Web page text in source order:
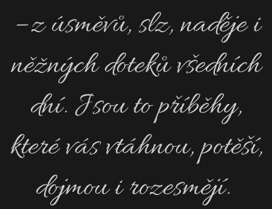
– z úsměvů, slz, naděje i
něžných doteků všedních
dní. Jsou to příběhy,
které vás vtáhnou, potěší,
dojmou i rozesmějí.